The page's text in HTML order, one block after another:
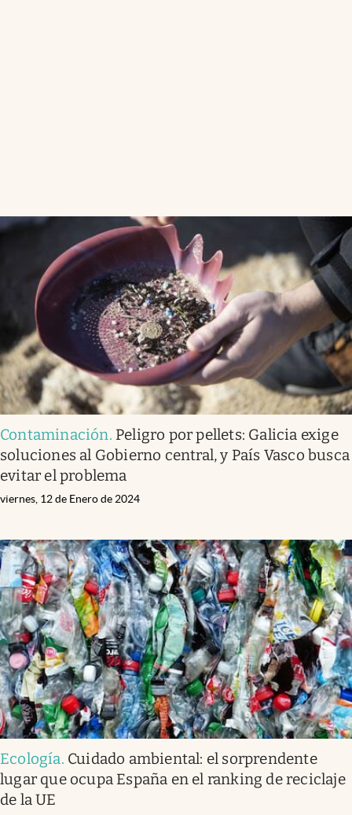
Contaminación. Peligro por pellets: Galicia exige
soluciones al Gobierno central, y País Vasco busca
evitar el problema
viernes, 12 de Enero de 2024
Ecología. Cuidado ambiental: el sorprendente
lugar que ocupa España en el ranking de reciclaje
de la UE